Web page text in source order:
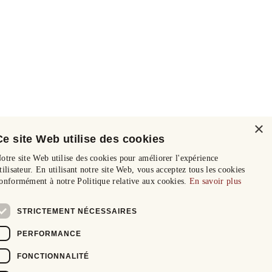
×
site Web utilise des cookies
site Web utilise des cookies pour améliorer l'expérience
En utilisant notre site Web, vous acceptez tous les cookies
à notre Politique relative aux cookies. En savoir plus
STRICTEMENT NÉCESSAIRES
PERFORMANCE
FONCTIONNALITÉ